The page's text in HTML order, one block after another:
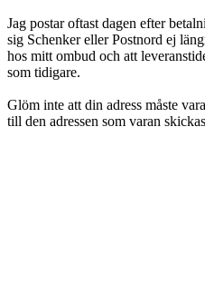
Jag postar oftast dagen efter
sig Schenker eller Postnord ej
hos mitt ombud och att
som tidigare.
Glöm inte att din adress måste
till den adressen som varan